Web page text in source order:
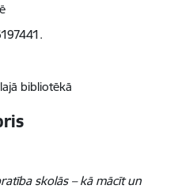
bibliotēkā
skolās – kā mācīt un